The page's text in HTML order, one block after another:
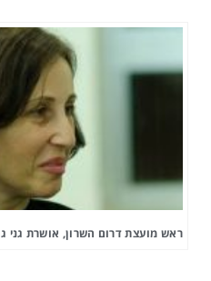
ראש מועצת דרום השרון, אושרת גני